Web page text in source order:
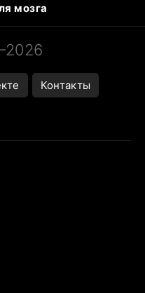
мозга
Контакты